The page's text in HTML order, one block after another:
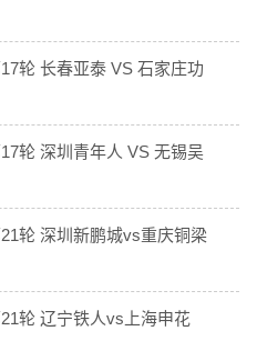
轮 长春亚泰 VS 石家庄功
轮 深圳青年人 VS 无锡吴
轮 深圳新鹏城vs重庆铜梁
轮 辽宁铁人vs上海申花